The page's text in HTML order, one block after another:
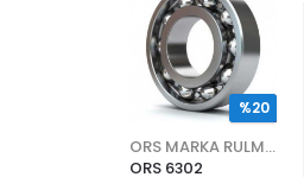
ORS 6302
%20